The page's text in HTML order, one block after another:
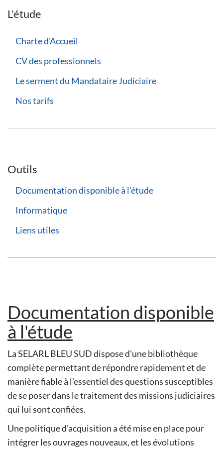
L'étude
Charte d'Accueil
CV des professionnels
Le serment du Mandataire Judiciaire
Nos tarifs
Outils
Documentation disponible à l'étude
Informatique
Liens utiles
Documentation disponible
à l'étude
La SELARL BLEU SUD dispose d'une bibliothèque
complète permettant de répondre rapidement et de
manière fiable à l'essentiel des questions susceptibles
de se poser dans le traitement des missions judiciaires
qui lui sont confiées.
Une politique d'acquisition a été mise en place pour
intégrer les ouvrages nouveaux, et les évolutions